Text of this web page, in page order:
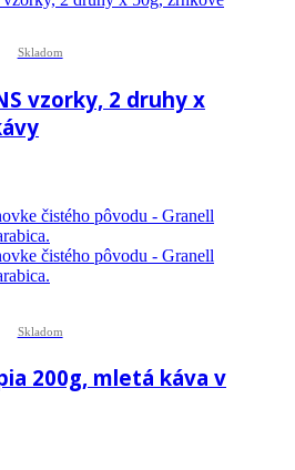
Skladom
vzorky, 2 druhy x
Skladom
200g, mletá káva v